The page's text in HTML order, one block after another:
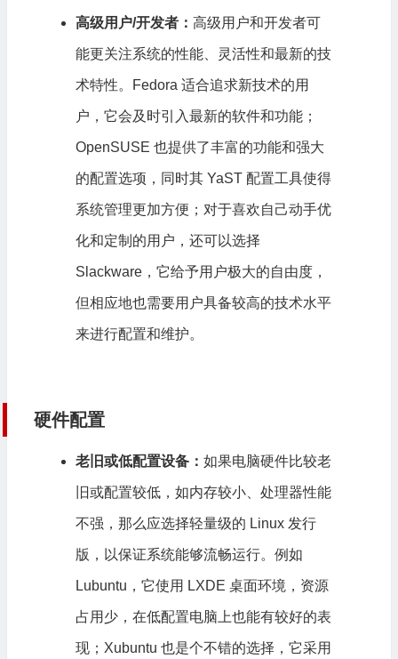
高级用户/开发者： 高级用户和开发者可
能更关注系统的性能、灵活性和最新的技
术特性。Fedora 适合追求新技术的用
户，它会及时引入最新的软件和功能；
OpenSUSE 也提供了丰富的功能和强大
的配置选项，同时其 YaST 配置工具使得
系统管理更加方便；对于喜欢自己动手优
化和定制的用户，还可以选择
Slackware，它给予用户极大的自由度，
但相应地也需要用户具备较高的技术水平
来进行配置和维护。
硬件配置
老旧或低配置设备： 如果电脑硬件比较老
旧或配置较低，如内存较小、处理器性能
不强，那么应选择轻量级的 Linux 发行
版，以保证系统能够流畅运行。例如
Lubuntu，它使用 LXDE 桌面环境，资源
占用少，在低配置电脑上也能有较好的表
现；Xubuntu 也是个不错的选择，它采用